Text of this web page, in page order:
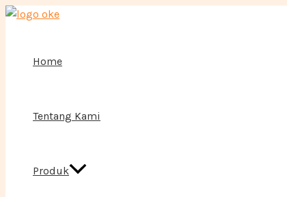
Lewati
Home
Tentang Kami
Produk
Menu